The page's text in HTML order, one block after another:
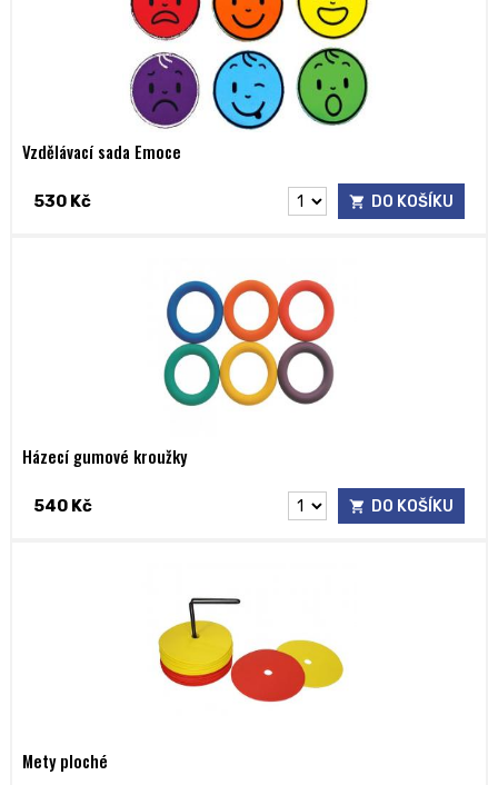
Vzdělávací sada Emoce
530 Kč DO KOŠÍKU
Házecí gumové kroužky
540 Kč DO KOŠÍKU
Mety ploché